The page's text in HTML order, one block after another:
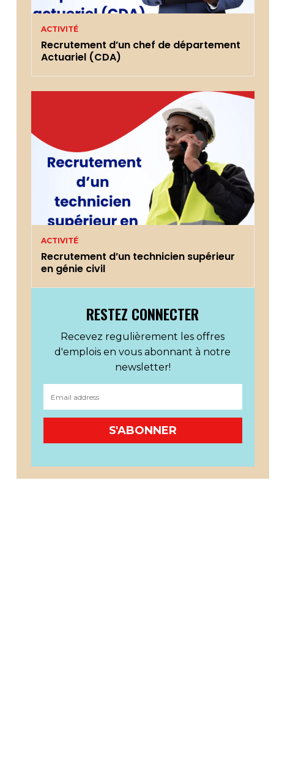
ACTIVITÉ
Recrutement d’un chef de département
Actuariel (CDA)
ACTIVITÉ
Recrutement d’un technicien supérieur
en génie civil
RESTEZ CONNECTER
Recevez regulièrement les offres
d'emplois en vous abonnant à notre
newsletter!
S'ABONNER